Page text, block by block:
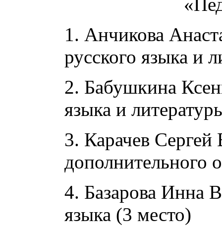
1. Анчикова
русского языка и
2. Бабушкина
языка и
3. Карачев
дополнительного
4. Базарова Инна
языка (3 место)